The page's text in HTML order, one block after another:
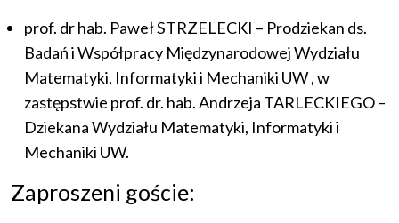
prof. dr hab. Paweł STRZELECKI – Prodziekan ds.
Badań i Współpracy Międzynarodowej Wydziału
Matematyki, Informatyki i Mechaniki UW , w
zastępstwie prof. dr. hab. Andrzeja TARLECKIEGO –
Dziekana Wydziału Matematyki, Informatyki i
Mechaniki UW.
Zaproszeni goście: